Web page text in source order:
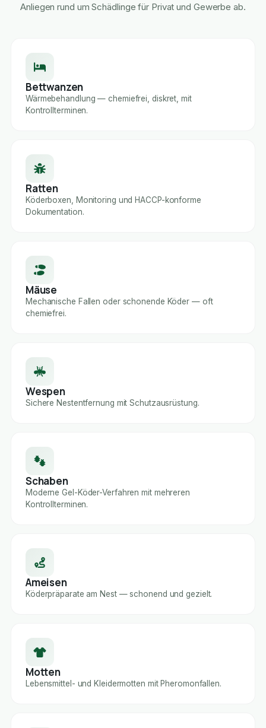
Anliegen rund um Schädlinge für Privat und Gewerbe ab.
Bettwanzen
Wärmebehandlung — chemiefrei, diskret, mit
Kontrollterminen.
Ratten
Köderboxen, Monitoring und HACCP-konforme
Dokumentation.
Mäuse
Mechanische Fallen oder schonende Köder — oft
chemiefrei.
Wespen
Sichere Nestentfernung mit Schutzausrüstung.
Schaben
Moderne Gel-Köder-Verfahren mit mehreren
Kontrollterminen.
Ameisen
Köderpräparate am Nest — schonend und gezielt.
Motten
Lebensmittel- und Kleidermotten mit Pheromonfallen.